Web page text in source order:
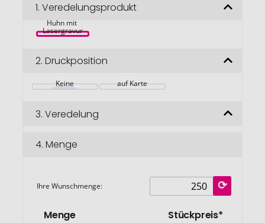
Bildgalerie
1. Veredelungsprodukt
Steck-
Huhn mit
Lasergravur
2. Druckposition
Keine auf Karte
3. Veredelung
4. Menge
Ihre Wunschmenge:
Menge
Stückpreis*